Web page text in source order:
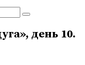
день 10.